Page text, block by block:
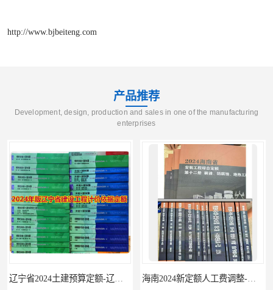
http://www.bjbeiteng.com
产品推荐
Development, design, production and sales in one of the manufacturing
enterprises